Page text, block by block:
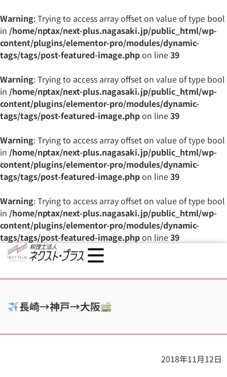
Warning: Trying to access array offset on value of type bool
in /home/nptax/next-plus.nagasaki.jp/public_html/wp-
content/plugins/elementor-pro/modules/dynamic-
tags/tags/post-featured-image.phpon line39
Warning: Trying to access array offset on value of type bool
in /home/nptax/next-plus.nagasaki.jp/public_html/wp-
content/plugins/elementor-pro/modules/dynamic-
tags/tags/post-featured-image.phpon line39
Warning: Trying to access array offset on value of type bool
in /home/nptax/next-plus.nagasaki.jp/public_html/wp-
content/plugins/elementor-pro/modules/dynamic-
tags/tags/post-featured-image.phpon line39
Warning: Trying to access array offset on value of type bool
in /home/nptax/next-plus.nagasaki.jp/public_html/wp-
content/plugins/elementor-pro/modules/dynamic-
tags/tags/post-featured-image.phpon line39
長崎→神戸→大阪
2018年11月12日